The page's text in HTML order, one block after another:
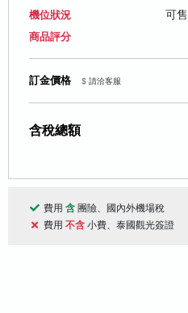
機位狀況 可售
商品評分
訂金價格 $ 請洽客服
含稅總額
費用 含 團險、國內外機場稅
費用 不含 小費、泰國觀光簽證